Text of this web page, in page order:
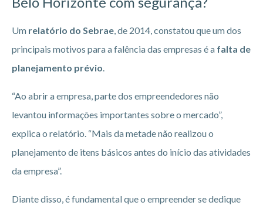
Um relatório do Sebrae , de 2014, constatou que um dos
principais motivos para a falência das empresas é a falta de
planejamento prévio
“Ao abrir a empresa, parte dos empreendedores não
levantou informações importantes sobre o mercado”,
explica o relatório. “Mais da metade não realizou o
planejamento de itens básicos antes do início das atividades
da empresa”.
Diante disso, é fundamental que o empreender se dedique